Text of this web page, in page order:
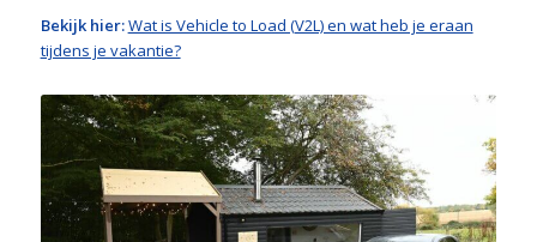
Bekijk hier:Wat is Vehicle to Load (V2L) en wat heb je eraan
tijdens je vakantie?